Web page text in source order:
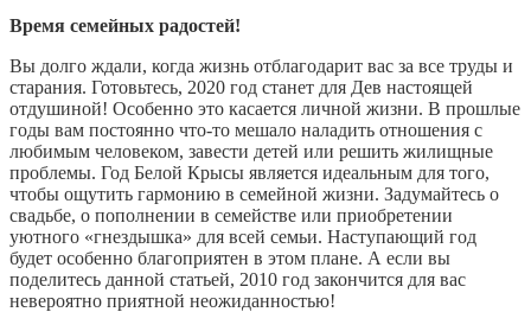
Время семейных радостей!
Вы долго ждали, когда жизнь отблагодарит вас за все труды и
старания. Готовьтесь, 2020 год станет для Дев настоящей
отдушиной! Особенно это касается личной жизни. В прошлые
годы вам постоянно что-то мешало наладить отношения с
любимым человеком, завести детей или решить жилищные
проблемы. Год Белой Крысы является идеальным для того,
чтобы ощутить гармонию в семейной жизни. Задумайтесь о
свадьбе, о пополнении в семействе или приобретении
уютного «гнездышка» для всей семьи. Наступающий год
будет особенно благоприятен в этом плане. А если вы
поделитесь данной статьей, 2010 год закончится для вас
невероятно приятной неожиданностью!